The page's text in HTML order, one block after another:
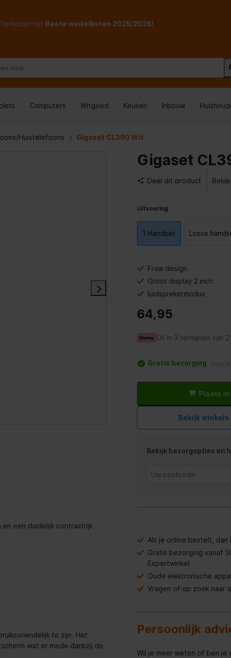
Verkozen tot Beste winkelketen 2025/2026!
Computers Witgoed Keuken Inbouw
Huistelefoons Gigaset CL390 Wit
een duidelijk contrastrijk
te zijn. Het
wat er mede dankzij de
met het aflezen ervan. Met
Gigaset
Deel dit product
Uitvoering
1 Handset Losse
Fraai design
Groot display 2 inch
luidsprekermodus
64,95
Of in 3 termijnen van
Gratis bezorging
Plaats
Bekijk
Bekijk bezorgopties en
Als je online bestelt,
Gratis bezorging vanaf
Expertwinkel
Oude elektronische
Vragen of op zoek naar
Persoonlijk
Wil je meer weten of ben je